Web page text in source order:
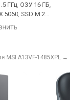
ГГц, ОЗУ 16 ГБ,
5060, SSD M.2
ГБ, DOS, USB-A
C 10Gbps, Wi-Fi
MSI A13VF-1485XPL →